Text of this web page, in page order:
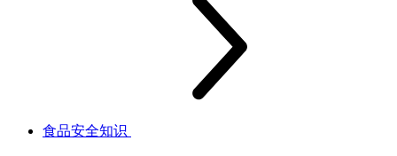
食品安全知识